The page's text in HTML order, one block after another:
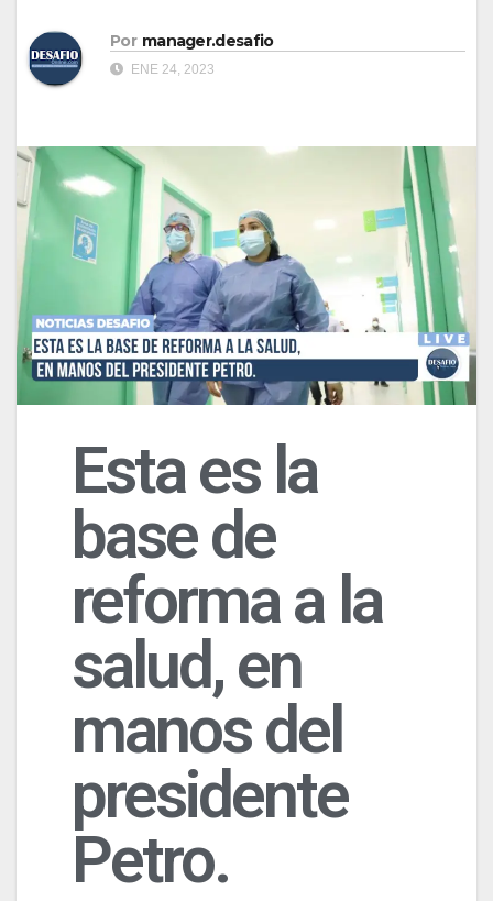
Por manager.desafio
ENE 24, 2023
Esta es la
base de
reforma a la
salud, en
manos del
presidente
Petro.